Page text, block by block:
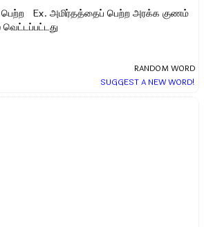
பெற்ற Ex.அமிர்தத்தைப் பெற்ற அரக்க குணம்
RANDOM WORD
SUGGEST A NEW WORD!